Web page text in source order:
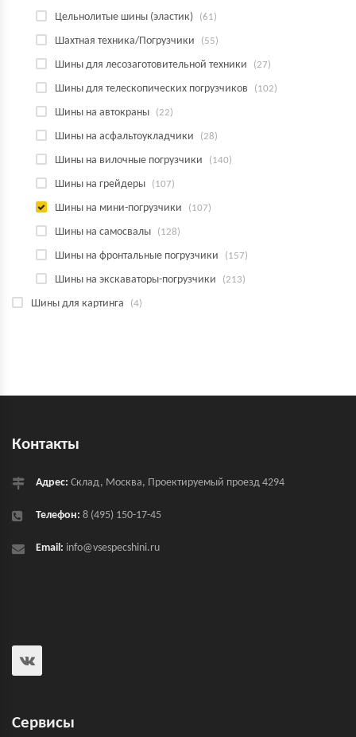
Цельнолитые шины (эластик) (61)
Шахтная техника/Погрузчики (55)
Шины для лесозаготовительной техники (27)
Шины для телескопических погрузчиков (102)
Шины на автокраны (22)
Шины на асфальтоукладчики (28)
Шины на вилочные погрузчики (140)
Шины на грейдеры (107)
Шины на мини-погрузчики (107)
Шины на самосвалы (128)
Шины на фронтальные погрузчики (157)
Шины на экскаваторы-погрузчики (213)
Шины для картинга (4)
Контакты
Адрес: Склад, Москва, Проектируемый проезд 4294
Телефон: 8 (495) 150-17-45
Email: info@vsespecshini.ru
Сервисы